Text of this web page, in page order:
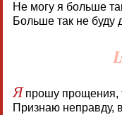
Не могу я больше
Больше так не буду
Япрошу прощения,
Признаю неправду,